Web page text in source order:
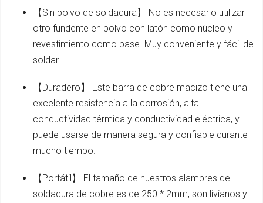
【Sin polvo de soldadura】 No es necesario utilizar
otro fundente en polvo con latón como núcleo y
revestimiento como base. Muy conveniente y fácil de
soldar.
【Duradero】 Este barra de cobre macizo tiene una
excelente resistencia a la corrosión, alta
conductividad térmica y conductividad eléctrica, y
puede usarse de manera segura y confiable durante
mucho tiempo.
【Portátil】 El tamaño de nuestros alambres de
soldadura de cobre es de 250 * 2mm, son livianos y